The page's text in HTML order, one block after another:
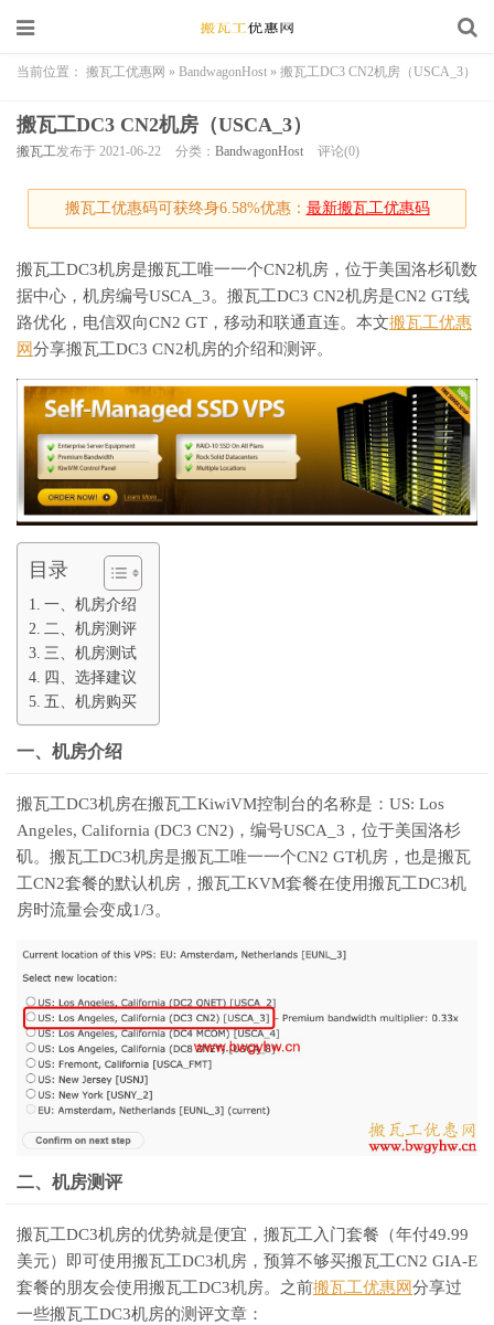
当前位置： 搬瓦工优惠网 » BandwagonHost » 搬瓦工DC3 CN2机房（USCA_3）
搬瓦工DC3 CN2机房（USCA_3）
搬瓦工发布于 2021-06-22 分类： BandwagonHost 评论(0)
搬瓦工优惠码可获终身6.58%优惠： 最新搬瓦工优惠码
搬瓦工DC3机房是搬瓦工唯一一个CN2机房，位于美国洛杉矶数
据中心，机房编号USCA_3。搬瓦工DC3 CN2机房是CN2 GT线
路优化，电信双向CN2 GT，移动和联通直连。本文搬瓦工优惠
网分享搬瓦工DC3 CN2机房的介绍和测评。
目录
一、机房介绍
二、机房测评
三、机房测试
四、选择建议
五、机房购买
一、机房介绍
搬瓦工DC3机房在搬瓦工KiwiVM控制台的名称是：US: Los
Angeles, California (DC3 CN2)，编号USCA_3，位于美国洛杉
矶。搬瓦工DC3机房是搬瓦工唯一一个CN2 GT机房，也是搬瓦
工CN2套餐的默认机房，搬瓦工KVM套餐在使用搬瓦工DC3机
房时流量会变成1/3。
二、机房测评
搬瓦工DC3机房的优势就是便宜，搬瓦工入门套餐（年付49.99
美元）即可使用搬瓦工DC3机房，预算不够买搬瓦工CN2 GIA-E
套餐的朋友会使用搬瓦工DC3机房。之前搬瓦工优惠网分享过
一些搬瓦工DC3机房的测评文章：